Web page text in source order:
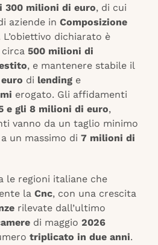
milioni di euro, di cui
aziende in Composizione
L’obiettivo dichiarato è
500 milioni di
, e mantenere stabile il
di lending e
erogato. Gli affidamenti
e gli 8 milioni di euro,
vanno da un taglio minimo
un massimo di 7 milioni di
le regioni italiane che
la Cnc, con una crescita
rilevate dall’ultimo
di maggio 2026
triplicato in due anni.